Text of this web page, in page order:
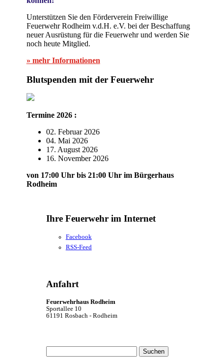
Unterstützen Sie den Förderverein Freiwillige
Feuerwehr Rodheim v.d.H. e.V. bei der Beschaffung
neuer Ausrüstung für die Feuerwehr und werden Sie
noch heute Mitglied.
» mehr Informationen
Blutspenden mit der Feuerwehr
Termine 2026 :
02. Februar 2026
04. Mai 2026
17. August 2026
16. November 2026
von 17:00 Uhr bis 21:00 Uhr im Bürgerhaus
Rodheim
Ihre Feuerwehr im Internet
Facebook
RSS-Feed
Anfahrt
Feuerwehrhaus Rodheim
Sportallee 10
61191 Rosbach - Rodheim
nach: